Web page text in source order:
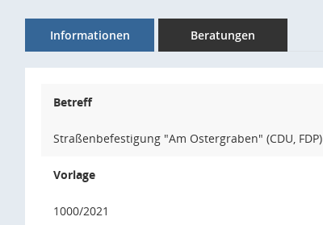
Informationen Beratungen
Betreff
Straßenbefestigung "Am Ostergraben" (CDU, FDP)
Vorlage
1000/2021